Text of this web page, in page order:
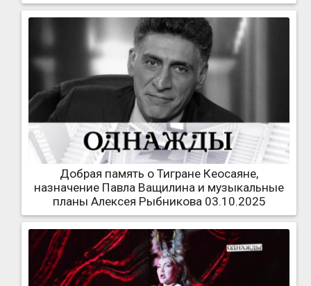
Добрая память о Тигране Кеосаяне,
назначение Павла Ващилина и музыкальные
планы Алексея Рыбникова 03.10.2025